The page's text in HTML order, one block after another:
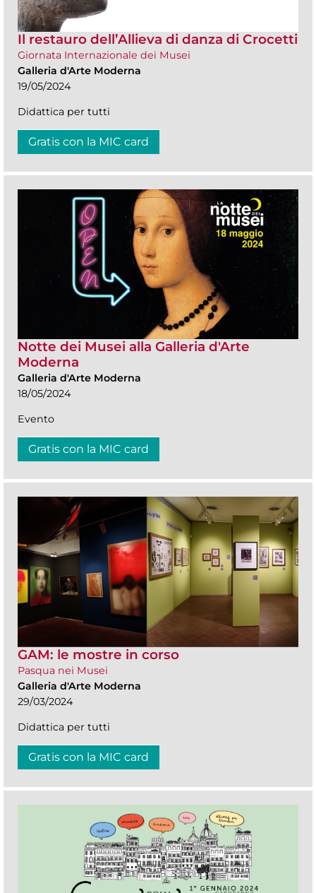
Il restauro dell’Allieva di danza di Crocetti
Giornata Internazionale dei Musei
Galleria d'Arte Moderna
19/05/2024
Didattica per tutti
Gratis con la MIC card
Notte dei Musei alla Galleria d'Arte
Moderna
Galleria d'Arte Moderna
18/05/2024
Evento
Gratis con la MIC card
GAM: le mostre in corso
Pasqua nei Musei
Galleria d'Arte Moderna
29/03/2024
Didattica per tutti
Gratis con la MIC card